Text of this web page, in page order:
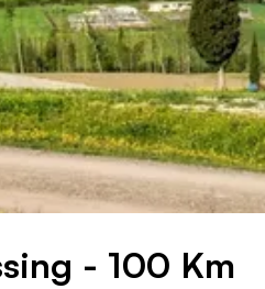
- 100 Km